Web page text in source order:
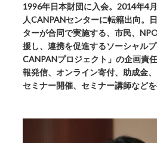
1996年日本財団に入会。2014年4
人CANPANセンターに転籍出向。
ターが合同で実施する、市民、
援し、連携を促進するソーシャル
CANPANプロジェクト」の企画責
報発信、オンライン寄付、助成金
セミナー開催、セミナー講師などを